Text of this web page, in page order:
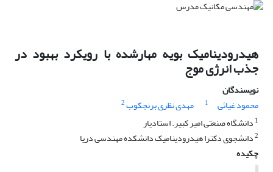
هیدرودینامیک بویه مهارشده با رویکرد بهبود در
جذب انرژی موج
نویسندگان
محمود غیاثی
1 مهدی نظری برنجکوب2
1 دانشگاه صنعتی امیر کبیر. استادیار
2دانشجوی دکترا هیدرودینامیک دانشکده مهندسی دریا
چکیده